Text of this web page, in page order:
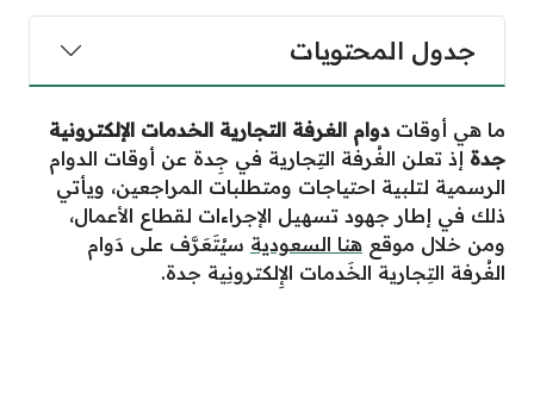
جدول المحتويات
ما هي أوقات دوام الغرفة التجارية الخدمات الإلكترونية
جدة إذ تعلن الغُرفة التِجارية في جِدة عن أوقات الدوام
الرسمية لتلبية احتياجات ومتطلبات المراجعين، ويأتي
ذلك في إطار جهود تسهيل الإجراءات لقطاع الأعمال،
ومن خلال موقع هنا السعودية سيُتَعَرَّف على دَوام
الغُرفة التِجارية الخَدمات الإِلكترونِية جدة.